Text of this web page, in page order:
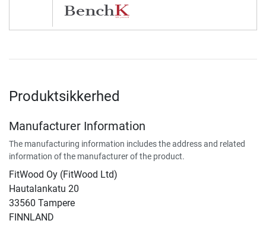
Produktsikkerhed
Manufacturer Information
The manufacturing information includes the address and related
information of the manufacturer of the product.
FitWood Oy (FitWood Ltd)
Hautalankatu 20
33560 Tampere
FINNLAND